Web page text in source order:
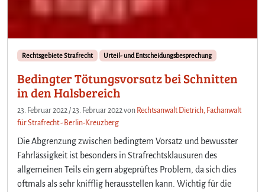
Rechtsgebiete Strafrecht Urteil- und Entscheidungsbesprechung
Bedingter Tötungsvorsatz bei Schnitten
in den Halsbereich
23. Februar 2022 /23. Februar 2022von Rechtsanwalt Dietrich, Fachanwalt
für Strafrecht - Berlin-Kreuzberg
Die Abgrenzung zwischen bedingtem Vorsatz und bewusster
Fahrlässigkeit ist besonders in Strafrechtsklausuren des
allgemeinen Teils ein gern abgeprüftes Problem, da sich dies
oftmals als sehr knifflig herausstellen kann. Wichtig für die